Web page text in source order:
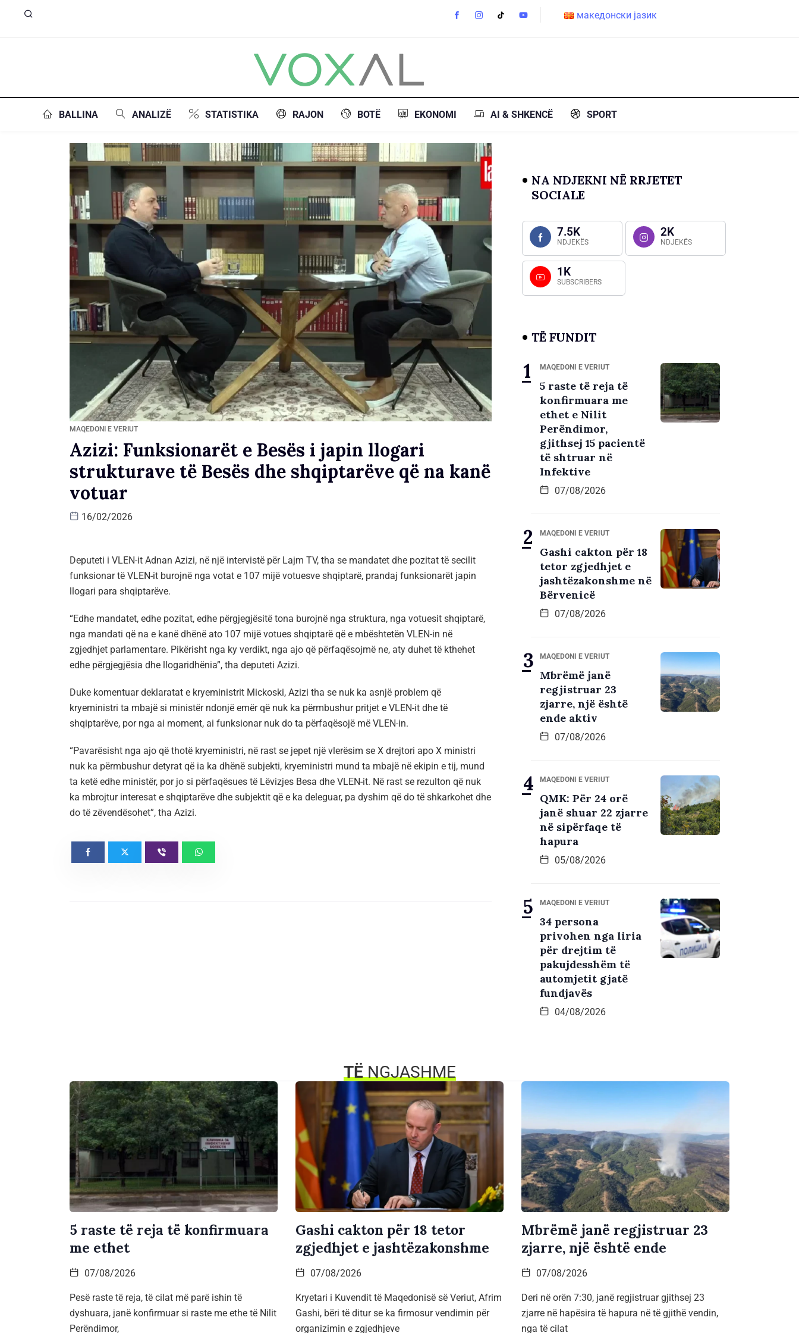
македонски јазик
BALLINA ANALIZË STATISTIKA RAJON BOTË EKONOMI AI & SHKENCË SPORT
MAQEDONI E VERIUT
Azizi: Funksionarët e Besës i japin llogari
strukturave të Besës dhe shqiptarëve që na kanë
votuar
16/02/2026
Deputeti i VLEN-it Adnan Azizi, në një intervistë për Lajm TV, tha se mandatet dhe pozitat të secilit
funksionar të VLEN-it burojnë nga votat e 107 mijë votuesve shqiptarë, prandaj funksionarët japin
llogari para shqiptarëve.
“Edhe mandatet, edhe pozitat, edhe përgjegjësitë tona burojnë nga struktura, nga votuesit shqiptarë,
nga mandati që na e kanë dhënë ato 107 mijë votues shqiptarë që e mbështetën VLEN-in në
zgjedhjet parlamentare. Pikërisht nga ky verdikt, nga ajo që përfaqësojmë ne, aty duhet të kthehet
edhe përgjegjësia dhe llogaridhënia”, tha deputeti Azizi.
Duke komentuar deklaratat e kryeministrit Mickoski, Azizi tha se nuk ka asnjë problem që
kryeministri ta mbajë si ministër ndonjë emër që nuk ka përmbushur pritjet e VLEN-it dhe të
shqiptarëve, por nga ai moment, ai funksionar nuk do ta përfaqësojë më VLEN-in.
“Pavarësisht nga ajo që thotë kryeministri, në rast se jepet një vlerësim se X drejtori apo X ministri
nuk ka përmbushur detyrat që ia ka dhënë subjekti, kryeministri mund ta mbajë në ekipin e tij, mund
ta ketë edhe ministër, por jo si përfaqësues të Lëvizjes Besa dhe VLEN-it. Në rast se rezulton që nuk
ka mbrojtur interesat e shqiptarëve dhe subjektit që e ka deleguar, pa dyshim që do të shkarkohet dhe
do të zëvendësohet”, tha Azizi.
NA NDJEKNI NË RRJETET
SOCIALE
7.5K
NDJEKËS
2K
NDJEKËS
1K
SUBSCRIBERS
TË FUNDIT
MAQEDONI E VERIUT
5 raste të reja të
konfirmuara me
ethet e Nilit
Perëndimor,
gjithsej 15 pacientë
të shtruar në
Infektive
07/08/2026
MAQEDONI E VERIUT
Gashi cakton për 18
tetor zgjedhjet e
jashtëzakonshme në
Bërvenicë
07/08/2026
MAQEDONI E VERIUT
Mbrëmë janë
regjistruar 23
zjarre, një është
ende aktiv
07/08/2026
MAQEDONI E VERIUT
QMK: Për 24 orë
janë shuar 22 zjarre
në sipërfaqe të
hapura
05/08/2026
MAQEDONI E VERIUT
34 persona
privohen nga liria
për drejtim të
pakujdesshëm të
automjetit gjatë
fundjavës
04/08/2026
TËNGJASHME
5 raste të reja të konfirmuara
me ethet
07/08/2026
Pesë raste të reja, të cilat më parë ishin të
dyshuara, janë konfirmuar si raste me ethe të Nilit
Perëndimor,
Gashi cakton për 18 tetor
zgjedhjet e jashtëzakonshme
07/08/2026
Kryetari i Kuvendit të Maqedonisë së Veriut, Afrim
Gashi, bëri të ditur se ka firmosur vendimin për
organizimin e zgjedhjeve
Mbrëmë janë regjistruar 23
zjarre, një është ende
07/08/2026
Deri në orën 7:30, janë regjistruar gjithsej 23
zjarre në hapësira të hapura në të gjithë vendin,
nga të cilat